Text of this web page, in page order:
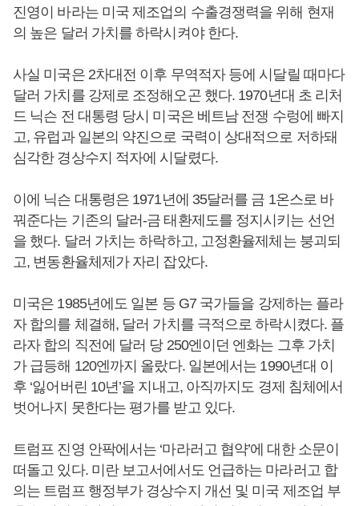
진영이 바라는 미국 제조업의 수출경쟁력을 위해 현재
의 높은 달러 가치를 하락시켜야 한다.
사실 미국은 2차대전 이후 무역적자 등에 시달릴 때마다
달러 가치를 강제로 조정해오곤 했다. 1970년대 초 리처
드 닉슨 전 대통령 당시 미국은 베트남 전쟁 수렁에 빠지
고, 유럽과 일본의 약진으로 국력이 상대적으로 저하돼
심각한 경상수지 적자에 시달렸다.
이에 닉슨 대통령은 1971년에 35달러를 금 1온스로 바
꿔준다는 기존의 달러-금 태환제도를 정지시키는 선언
을 했다. 달러 가치는 하락하고, 고정환율제체는 붕괴되
고, 변동환율체제가 자리 잡았다.
미국은 1985년에도 일본 등 G7 국가들을 강제하는 플라
자 합의를 체결해, 달러 가치를 극적으로 하락시켰다. 플
라자 합의 직전에 달러 당 250엔이던 엔화는 그후 가치
가 급등해 120엔까지 올랐다. 일본에서는 1990년대 이
후 ‘잃어버린 10년’을 지내고, 아직까지도 경제 침체에서
벗어나지 못한다는 평가를 받고 있다.
트럼프 진영 안팍에서는 ‘마라러고 협약’에 대한 소문이
떠돌고 있다. 미란 보고서에서도 언급하는 마라러고 합
의는 트럼프 행정부가 경상수지 개선 및 미국 제조업 부